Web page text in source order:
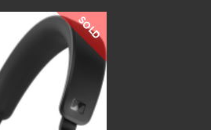
SOLD